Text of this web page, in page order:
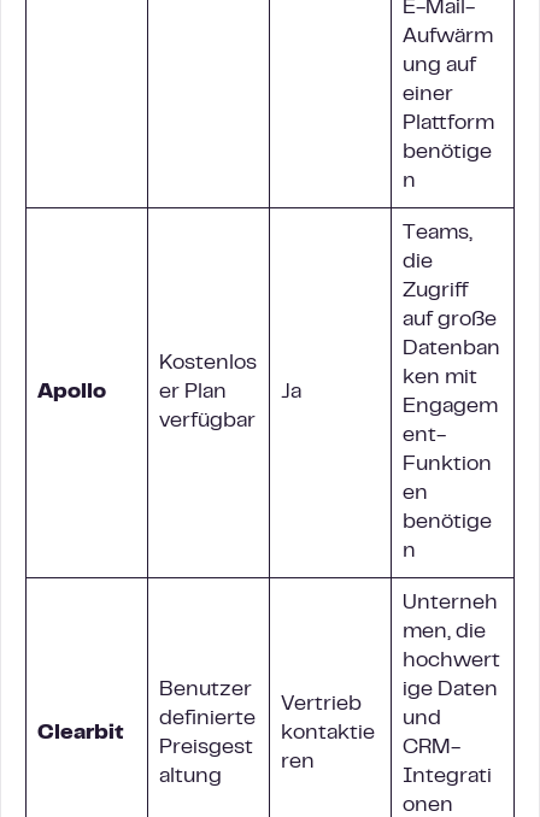
E-Mail-
Aufwärm
ung auf
einer
Plattform
benötige
n
Apollo
Kostenlos
er Plan
verfügbar
Ja
Teams,
die
Zugriff
auf große
Datenban
ken mit
Engagem
ent-
Funktion
en
benötige
n
Clearbit
Benutzer
definierte
Preisgest
altung
Vertrieb
kontaktie
ren
Unterneh
men, die
hochwert
ige Daten
und
CRM-
Integrati
onen